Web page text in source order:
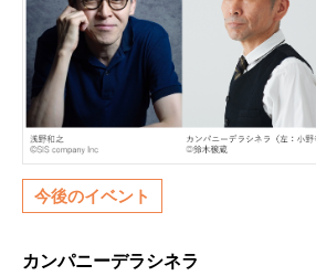
今後のイベント
カンパニーデラシネラ